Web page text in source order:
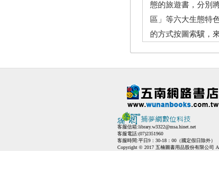
態的旅遊書，分別
區」等六大生態特
的方式按圖索驥，
客服信箱:library.w3322@msa.hinet.net
客服電話:(07)2351960
客服時間:平日9：30-18：00（國定假日除外）
Copyright © 2017 五楠圖書用品股份有限公司